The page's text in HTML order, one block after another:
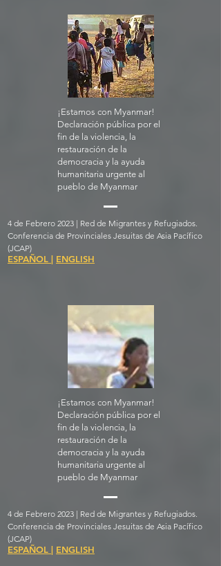
¡Estamos con Myanmar!
Declaración pública por el
fin de la violencia, la
restauración de la
democracia y la ayuda
humanitaria urgente al
pueblo de Myanmar
4 de Febrero 2023 | Red de Migrantes y Refugiados.
Conferencia de Provinciales Jesuitas de Asia Pacífico
(JCAP)
ESPAÑOL | ENGLISH
¡Estamos con Myanmar!
Declaración pública por el
fin de la violencia, la
restauración de la
democracia y la ayuda
humanitaria urgente al
pueblo de Myanmar
4 de Febrero 2023 | Red de Migrantes y Refugiados.
Conferencia de Provinciales Jesuitas de Asia Pacífico
(JCAP)
ESPAÑOL | ENGLISH